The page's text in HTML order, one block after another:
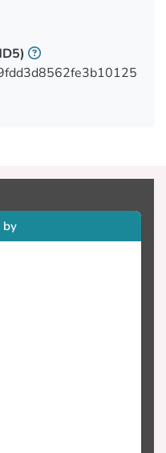
λάθη και μεγαλύτερη
από αυτές των
και με ΔΑΦ. Τα παιδιά με
να
δυσκολίες σε τομείς
λόγου
και να εντοπίσει τα
δυσκολίες οι
σε άλλες
by